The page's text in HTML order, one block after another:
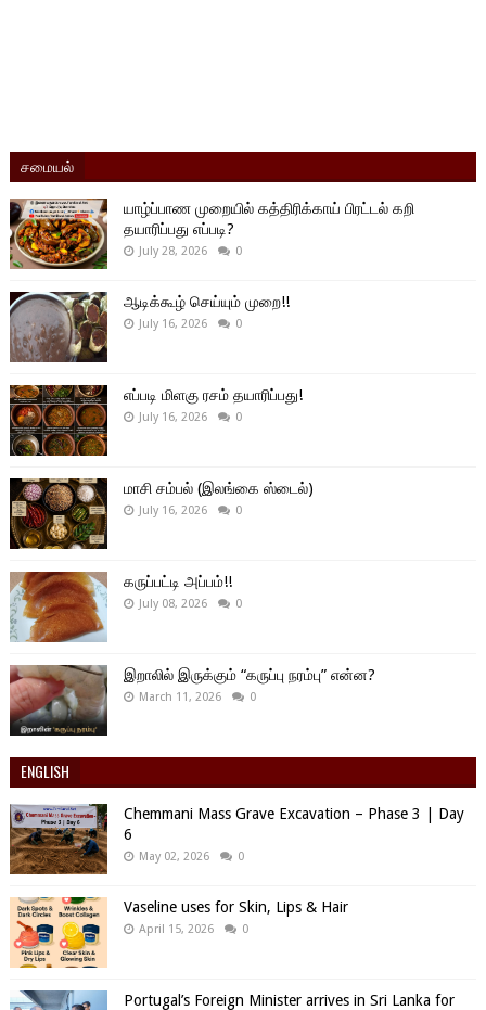
சமையல்
யாழ்ப்பாண முறையில் கத்திரிக்காய் பிரட்டல் கறி
தயாரிப்பது எப்படி?
July 28, 2026 0
ஆடிக்கூழ் செய்யும் முறை!!
July 16, 2026 0
எப்படி மிளகு ரசம் தயாரிப்பது!
July 16, 2026 0
மாசி சம்பல் (இலங்கை ஸ்டைல்)
July 16, 2026 0
கருப்பட்டி அப்பம்!!
July 08, 2026 0
இறாலில் இருக்கும் “கருப்பு நரம்பு” என்ன?
March 11, 2026 0
ENGLISH
Chemmani Mass Grave Excavation – Phase 3 | Day
6
May 02, 2026 0
Vaseline uses for Skin, Lips & Hair
April 15, 2026 0
Portugal’s Foreign Minister arrives in Sri Lanka for